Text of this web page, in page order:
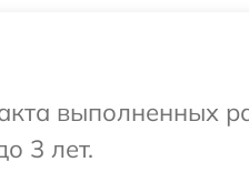
выполненных
3 лет.